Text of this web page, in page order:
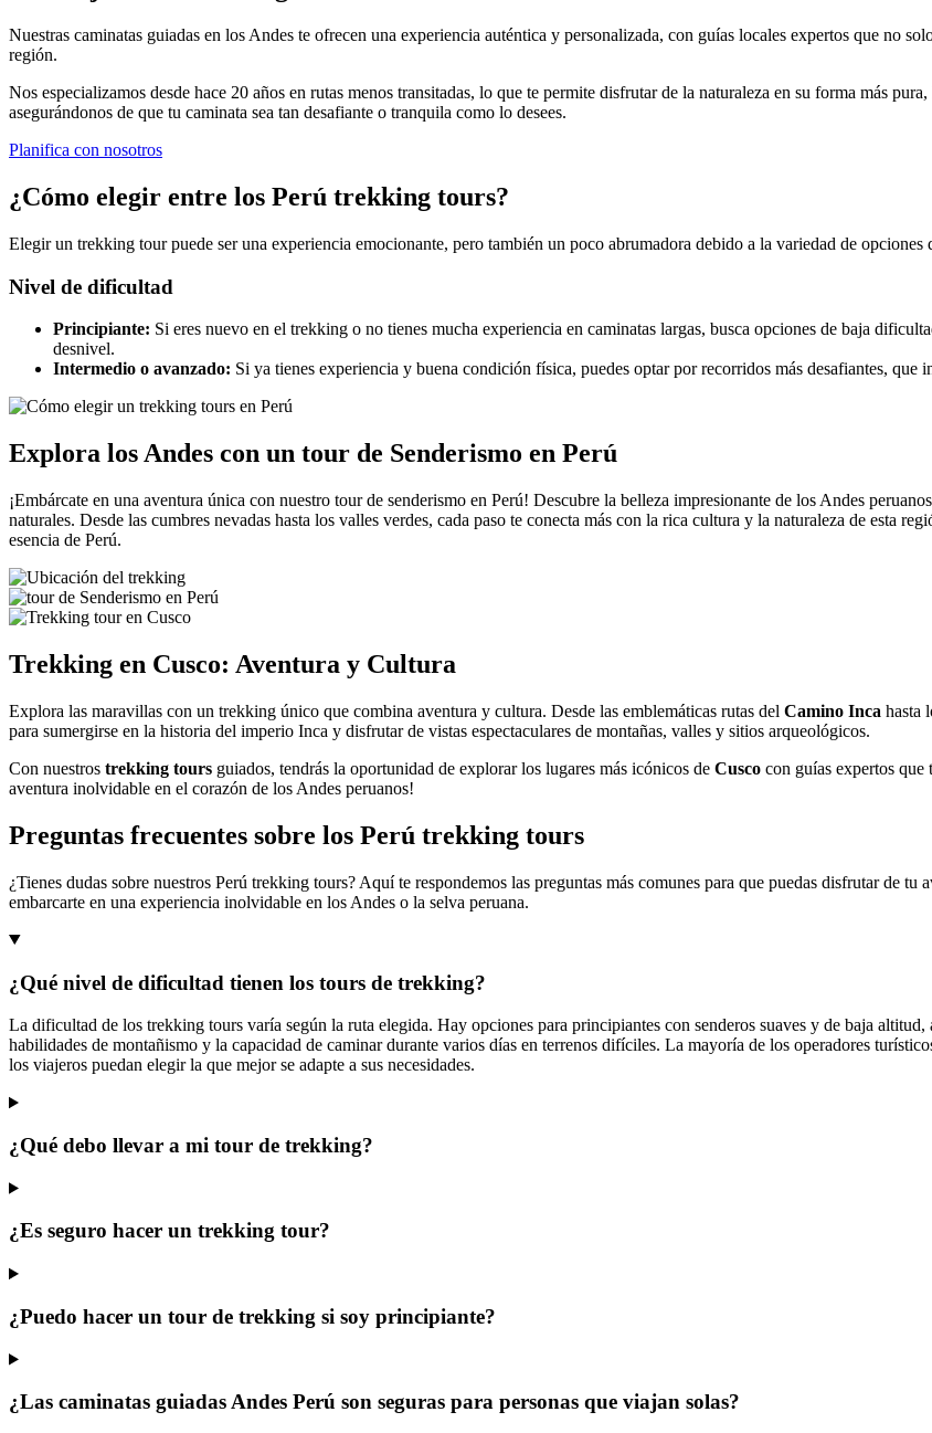
Nuestras caminatas guiadas en los Andes te ofrecen una experiencia auténtica y personalizada, con guías locales expertos que no
región.
Nos especializamos desde hace 20 años en rutas menos transitadas, lo que te permite disfrutar de la naturaleza en su forma más
asegurándonos de que tu caminata sea tan desafiante o tranquila como lo desees.
Planifica con nosotros
¿Cómo elegir entre los Perú trekking tours?
Elegir un trekking tour puede ser una experiencia emocionante, pero también un poco abrumadora debido a la variedad de opciones
Nivel de dificultad
Principiante: Si eres nuevo en el trekking o no tienes mucha experiencia en caminatas largas, busca opciones de baja
desnivel.
Intermedio o avanzado: Si ya tienes experiencia y buena condición física, puedes optar por recorridos más desafiantes, que
Explora los Andes con un tour de Senderismo en Perú
¡Embárcate en una aventura única con nuestro tour de senderismo en Perú! Descubre la belleza impresionante de los Andes
naturales. Desde las cumbres nevadas hasta los valles verdes, cada paso te conecta más con la rica cultura y la naturaleza de esta
esencia de Perú.
Trekking en Cusco: Aventura y Cultura
Explora las maravillas con un trekking único que combina aventura y cultura. Desde las emblemáticas rutas del Camino Inca hasta
para sumergirse en la historia del imperio Inca y disfrutar de vistas espectaculares de montañas, valles y sitios arqueológicos.
Con nuestros trekking tours guiados, tendrás la oportunidad de explorar los lugares más icónicos de Cusco con guías expertos que
aventura inolvidable en el corazón de los Andes peruanos!
Preguntas frecuentes sobre los Perú trekking tours
¿Tienes dudas sobre nuestros Perú trekking tours? Aquí te respondemos las preguntas más comunes para que puedas disfrutar de
embarcarte en una experiencia inolvidable en los Andes o la selva peruana.
¿Qué nivel de dificultad tienen los tours de trekking?
La dificultad de los trekking tours varía según la ruta elegida. Hay opciones para principiantes con senderos suaves y de baja
habilidades de montañismo y la capacidad de caminar durante varios días en terrenos difíciles. La mayoría de los operadores
los viajeros puedan elegir la que mejor se adapte a sus necesidades.
¿Qué debo llevar a mi tour de trekking?
¿Es seguro hacer un trekking tour?
¿Puedo hacer un tour de trekking si soy principiante?
¿Las caminatas guiadas Andes Perú son seguras para personas que viajan solas?